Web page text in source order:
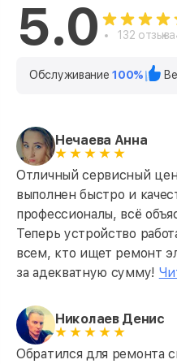
5.0 132 отзыва
Обслуживание100%
Нечаева Анна
Отличный сервисный
выполнен быстро и
профессионалы, всё
Теперь устройство
всем, кто ищет ремонт
за адекватную сумму!
Николаев Денис
Обратился для ремонта